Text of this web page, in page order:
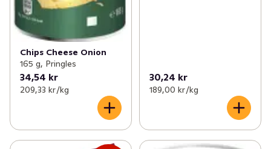
Chips Cheese Onion
165 g, Pringles
34,54 kr
209,33 kr /kg
30,24 kr
189,00 kr /kg